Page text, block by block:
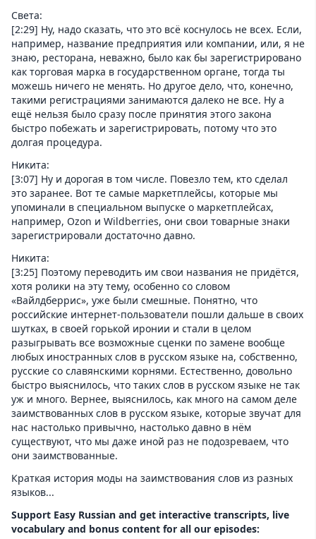
Света:
[2:29] Ну, надо сказать, что это всё коснулось не всех. Если,
например, название предприятия или компании, или, я не
знаю, ресторана, неважно, было как бы зарегистрировано
как торговая марка в государственном органе, тогда ты
можешь ничего не менять. Но другое дело, что, конечно,
такими регистрациями занимаются далеко не все. Ну а
ещё нельзя было сразу после принятия этого закона
быстро побежать и зарегистрировать, потому что это
долгая процедура.
Никита:
[3:07] Ну и дорогая в том числе. Повезло тем, кто сделал
это заранее. Вот те самые маркетплейсы, которые мы
упоминали в специальном выпуске о маркетплейсах,
например, Ozon и Wildberries, они свои товарные знаки
зарегистрировали достаточно давно.
Никита:
[3:25] Поэтому переводить им свои названия не придётся,
хотя ролики на эту тему, особенно со словом
«Вайлдберрис», уже были смешные. Понятно, что
российские интернет-пользователи пошли дальше в своих
шутках, в своей горькой иронии и стали в целом
разыгрывать все возможные сценки по замене вообще
любых иностранных слов в русском языке на, собственно,
русские со славянскими корнями. Естественно, довольно
быстро выяснилось, что таких слов в русском языке не так
уж и много. Вернее, выяснилось, как много на самом деле
заимствованных слов в русском языке, которые звучат для
нас настолько привычно, настолько давно в нём
существуют, что мы даже иной раз не подозреваем, что
они заимствованные.
Краткая история моды на заимствования слов из разных
языков...
Support Easy Russian and get interactive transcripts, live
vocabulary and bonus content for all our episodes: